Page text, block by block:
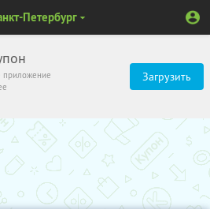
приложение
Загрузить
Петербург